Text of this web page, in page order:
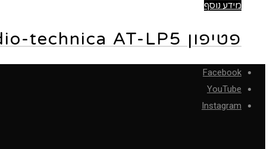
מידע נוסף
פטיפון Audio-technica AT-LP5
Facebook
YouTube
Instagram